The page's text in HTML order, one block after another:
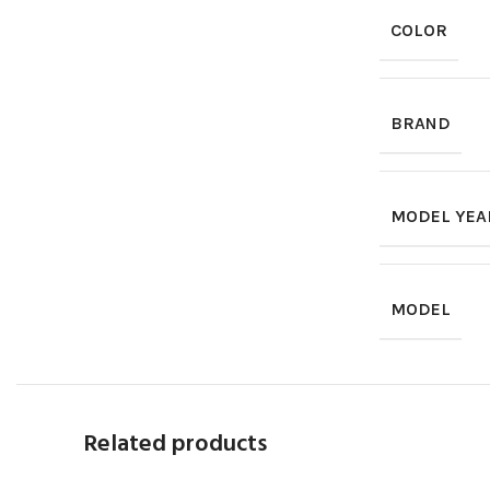
COLOR
BRAND
MODEL
MODEL
Related products